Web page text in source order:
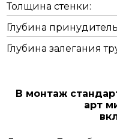
Толщина стенки:
Глубина
Глубина залегания
В монтаж
арт